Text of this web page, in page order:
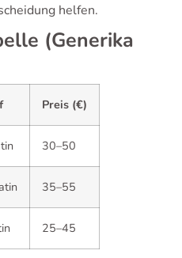
helfen.
(Generika
Preis (€)
30–50
35–55
25–45